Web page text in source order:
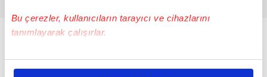
Bu çerezler, kullanıcıların tarayıcı ve cihazlarını
tanımlayarak çalışırlar.
Bu çerezlere izin vermeniz halinde sizlere özel